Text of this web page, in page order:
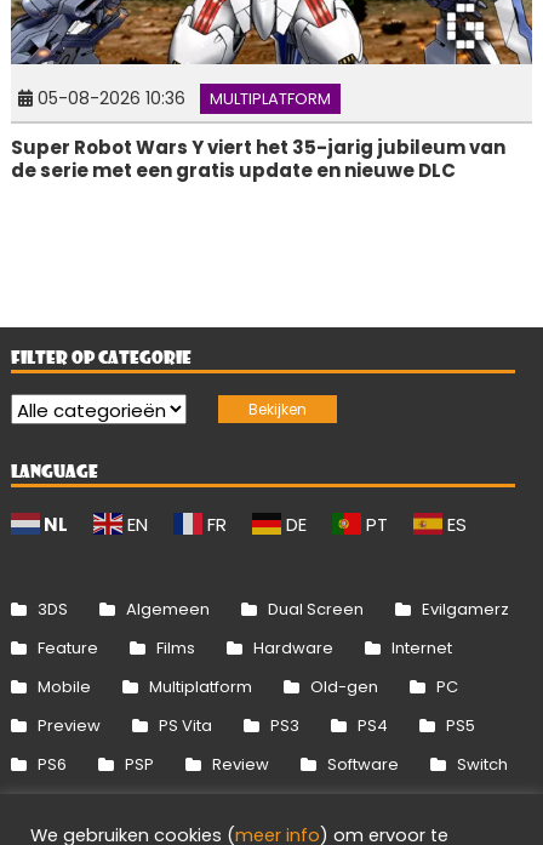
05-08-2026 10:36 MULTIPLATFORM
Super Robot Wars Y viert het 35-jarig jubileum van
de serie met een gratis update en nieuwe DLC
FILTER OP CATEGORIE
LANGUAGE
NL EN FR DE PT ES
3DS Algemeen Dual Screen
Evilgamerz
Feature
Films Hardware
Internet
Mobile
Multiplatform Old-gen
PC
Preview
PS Vita PS3 PS4
PS5
PS6
PSP Review Software
Switch
We gebruiken cookies (meer info) om ervoor te